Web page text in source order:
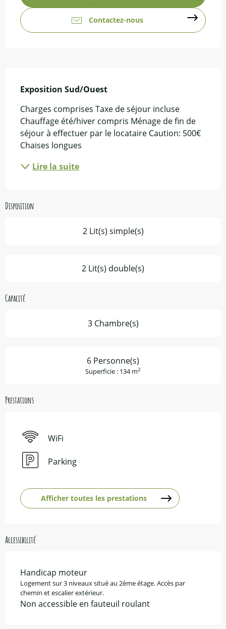
Contactez-nous
Exposition Sud/Ouest
Charges comprises Taxe de séjour incluse
Chauffage été/hiver compris Ménage de fin de
séjour à effectuer par le locataire Caution: 500€
Chaises longues
Lire la suite
Disposition
2 Lit(s) simple(s)
2 Lit(s) double(s)
Capacité
3 Chambre(s)
6 Personne(s)
Superficie : 134 m2
Prestations
WiFi
Parking
Afficher toutes les prestations
Accessibilité
Handicap moteur
Logement sur 3 niveaux situé au 2ème étage. Accès par
chemin et escalier extérieur.
Non accessible en fauteuil roulant